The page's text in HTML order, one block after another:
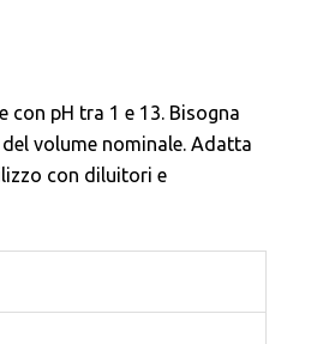
pH tra 1 e 13. Bisogna
volume nominale. Adatta
con diluitori e